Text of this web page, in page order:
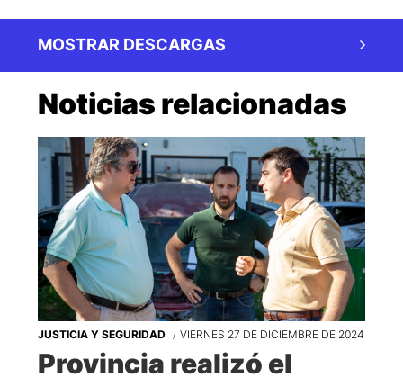
MOSTRAR DESCARGAS
Noticias relacionadas
JUSTICIA Y SEGURIDAD VIERNES 27 DE DICIEMBRE DE 2024
Provincia realizó el